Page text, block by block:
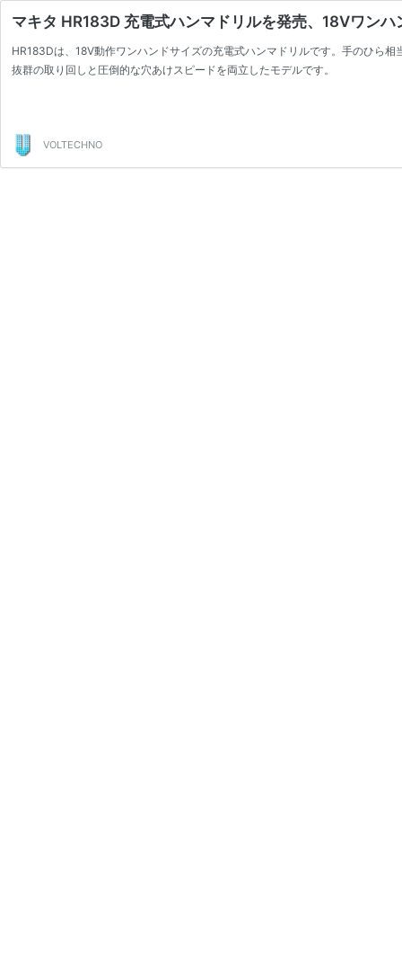
マキタ HR183D 充電式ハンマドリルを発売、18Vワン
HR183Dは、18V動作ワンハンドサイズの充電式ハンマドリルです。手のひら
抜群の取り回しと圧倒的な穴あけスピードを両立したモデルです。
VOLTECHNO